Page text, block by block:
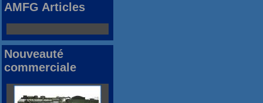
AMFG Articles
Nouveauté
commerciale